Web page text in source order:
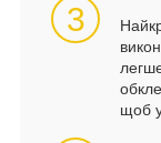
3
щоб